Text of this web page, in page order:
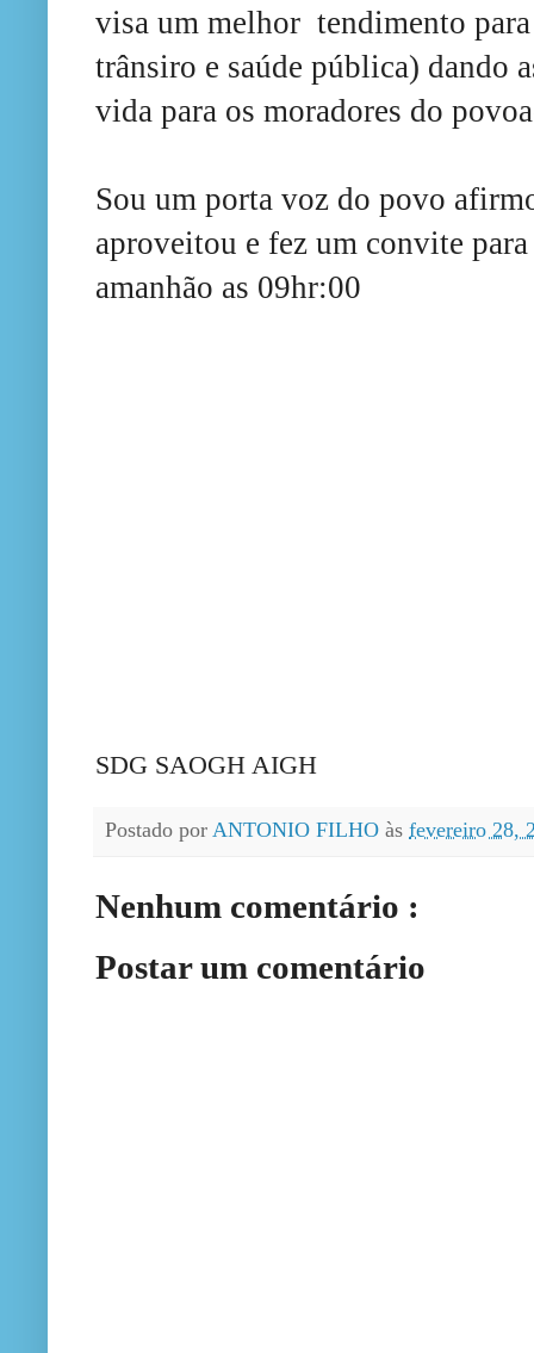
visa um melhor tendimento
trânsiro e saúde pública) dando
vida para os moradores do
Sou um porta voz do povo
aproveitou e fez um convite pa
amanhão as 09hr:00
SDG SAOGH AIGH
Postado por ANTONIO FILHO às fevereiro 28,
Nenhum comentário :
Postar um comentário